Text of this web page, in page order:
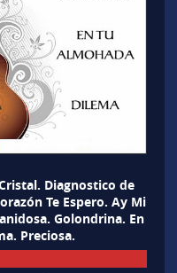
Diagnostico de
Te Espero. Ay Mi
Golondrina. En
Preciosa.